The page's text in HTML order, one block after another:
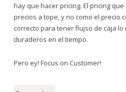
hay que hacer pricing. El pricing
precios a tope, y no como el precio
correcto para tener flujso de caja
duraderos en el tiempo.
Pero ey! Focus on Customer!